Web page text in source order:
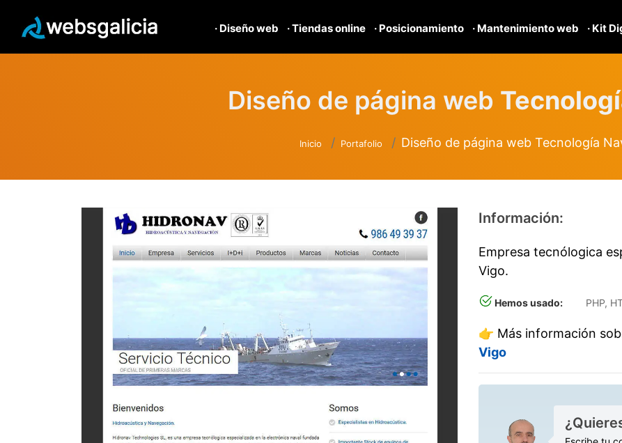
· Diseño web · Tiendas online · Posicionamiento · Mantenimiento web · Kit
Diseño de página web
Inicio Portafolio Diseño de página web Tecnología
Información:
Empresa tecnólogica
Vigo.
Hemos usado: PHP,
👉 Más información
Vigo